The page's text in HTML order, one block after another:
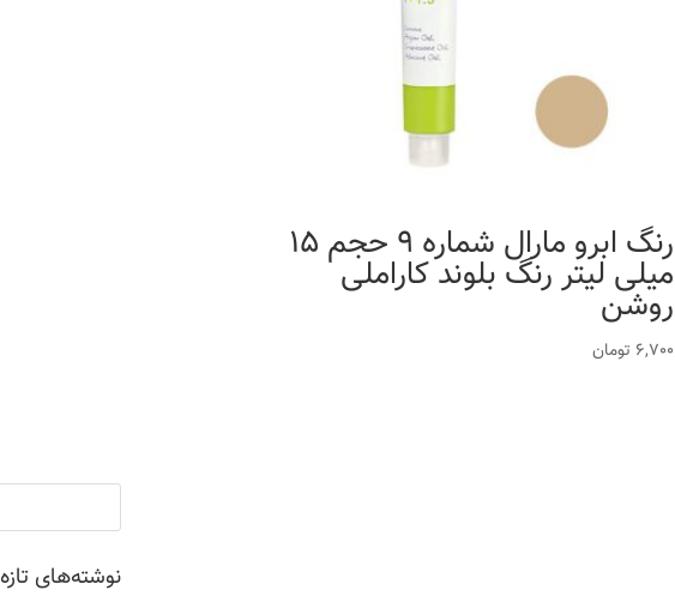
رنگ ابرو مارال شماره 9 حجم 15
میلی لیتر رنگ بلوند کاراملی
روشن
6,700 تومان
نوشته‌های تازه